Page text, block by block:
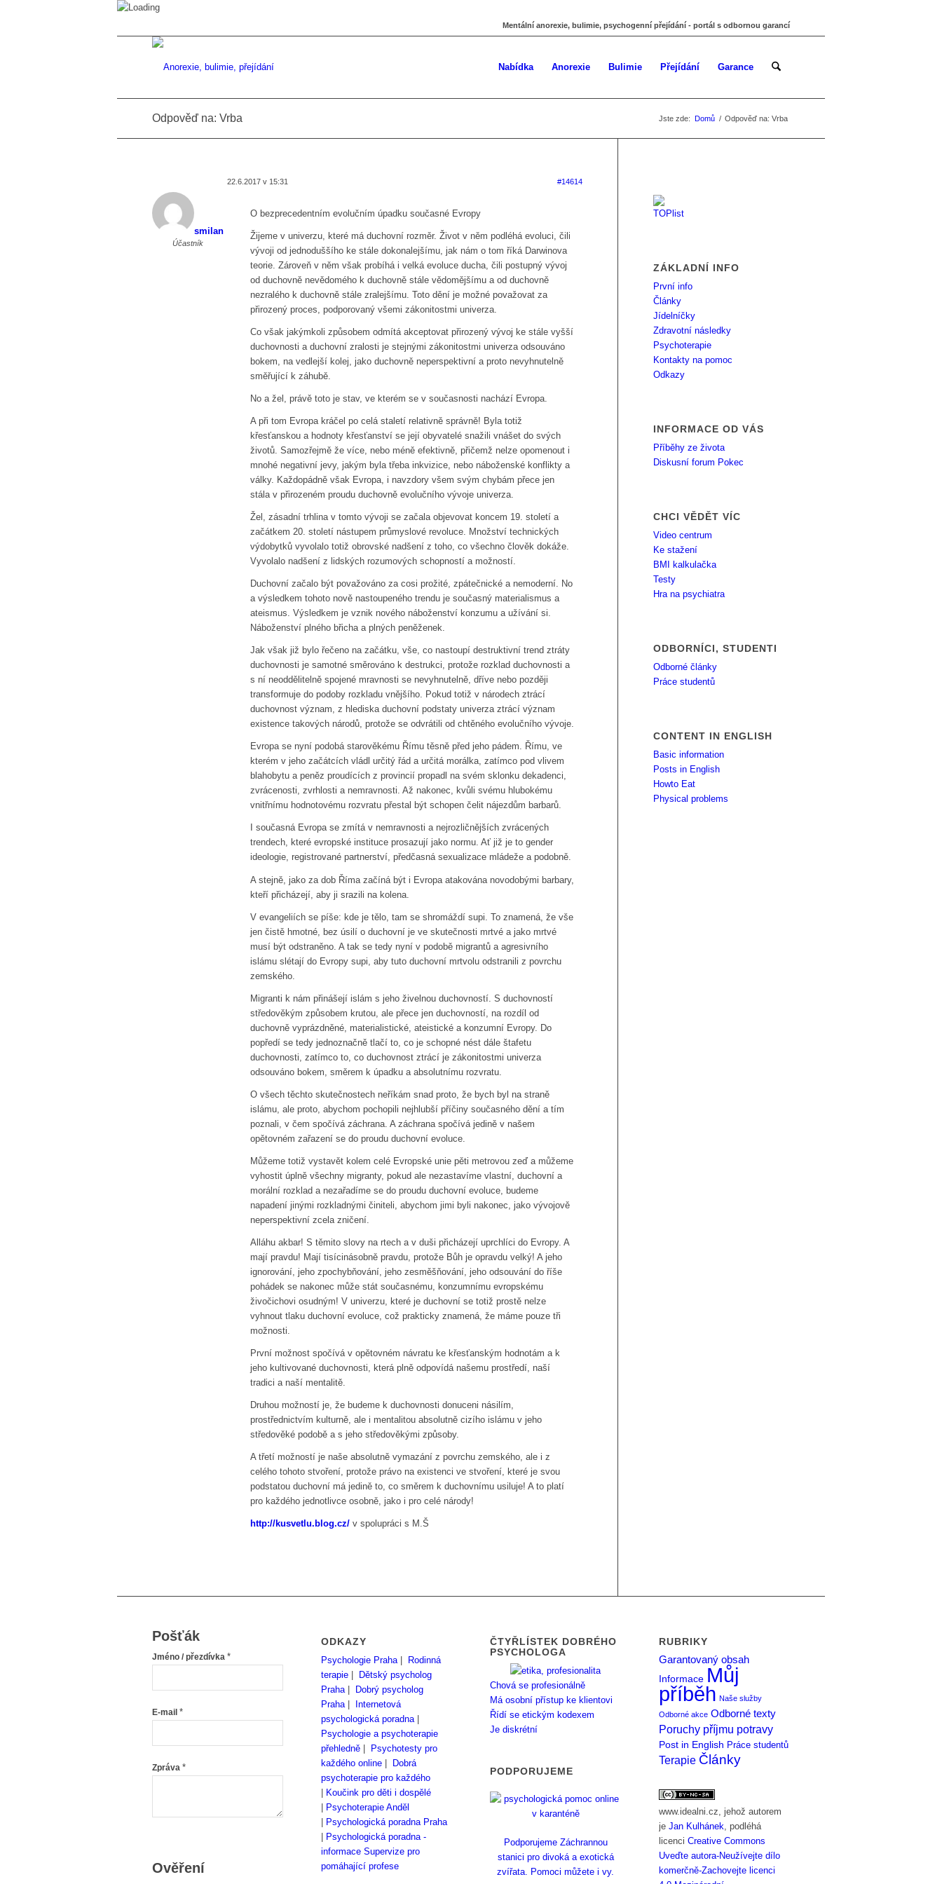
Mentální anorexie, bulimie, psychogenní přejídání - portál s odbornou garancí
Nabídka Anorexie Bulimie Přejídání Garance
Odpověď na: Vrba Jste zde: Domů / Odpověď na: Vrba
22.6.2017 v 15:31 #14614
smilan
Účastník
O bezprecedentním evolučním úpadku současné Evropy
Žijeme v univerzu, které má duchovní rozměr. Život v něm podléhá evoluci, čili
vývoji od jednoduššího ke stále dokonalejšímu, jak nám o tom říká Darwinova
teorie. Zároveň v něm však probíhá i velká evoluce ducha, čili postupný vývoj
od duchovně nevědomého k duchovně stále vědomějšímu a od duchovně
nezralého k duchovně stále zralejšímu. Toto dění je možné považovat za
přirozený proces, podporovaný všemi zákonitostmi univerza.
Co však jakýmkoli způsobem odmítá akceptovat přirozený vývoj ke stále vyšší
duchovnosti a duchovní zralosti je stejnými zákonitostmi univerza odsouváno
bokem, na vedlejší kolej, jako duchovně neperspektivní a proto nevyhnutelně
směřující k záhubě.
No a žel, právě toto je stav, ve kterém se v současnosti nachází Evropa.
A při tom Evropa kráčel po celá staletí relativně správně! Byla totiž
křesťanskou a hodnoty křesťanství se její obyvatelé snažili vnášet do svých
životů. Samozřejmě že více, nebo méně efektivně, přičemž nelze opomenout i
mnohé negativní jevy, jakým byla třeba inkvizice, nebo náboženské konflikty a
války. Každopádně však Evropa, i navzdory všem svým chybám přece jen
stála v přirozeném proudu duchovně evolučního vývoje univerza.
Žel, zásadní trhlina v tomto vývoji se začala objevovat koncem 19. století a
začátkem 20. století nástupem průmyslové revoluce. Množství technických
výdobytků vyvolalo totiž obrovské nadšení z toho, co všechno člověk dokáže.
Vyvolalo nadšení z lidských rozumových schopností a možností.
Duchovní začalo být považováno za cosi prožité, zpátečnické a nemoderní. No
a výsledkem tohoto nově nastoupeného trendu je současný materialismus a
ateismus. Výsledkem je vznik nového náboženství konzumu a užívání si.
Náboženství plného břicha a plných peněženek.
Jak však již bylo řečeno na začátku, vše, co nastoupí destruktivní trend ztráty
duchovnosti je samotné směrováno k destrukci, protože rozklad duchovnosti a
s ní neoddělitelně spojené mravnosti se nevyhnutelně, dříve nebo později
transformuje do podoby rozkladu vnějšího. Pokud totiž v národech ztrácí
duchovnost význam, z hlediska duchovní podstaty univerza ztrácí význam
existence takových národů, protože se odvrátili od chtěného evolučního vývoje.
Evropa se nyní podobá starověkému Římu těsně před jeho pádem. Římu, ve
kterém v jeho začátcích vládl určitý řád a určitá morálka, zatímco pod vlivem
blahobytu a peněz proudících z provincií propadl na svém sklonku dekadenci,
zvrácenosti, zvrhlosti a nemravnosti. Až nakonec, kvůli svému hlubokému
vnitřnímu hodnotovému rozvratu přestal být schopen čelit nájezdům barbarů.
I současná Evropa se zmítá v nemravnosti a nejrozličnějších zvrácených
trendech, které evropské instituce prosazují jako normu. Ať již je to gender
ideologie, registrované partnerství, předčasná sexualizace mládeže a podobně.
A stejně, jako za dob Říma začíná být i Evropa atakována novodobými barbary,
kteří přicházejí, aby ji srazili na kolena.
V evangeliích se píše: kde je tělo, tam se shromáždí supi. To znamená, že vše
jen čistě hmotné, bez úsilí o duchovní je ve skutečnosti mrtvé a jako mrtvé
musí být odstraněno. A tak se tedy nyní v podobě migrantů a agresivního
islámu slétají do Evropy supi, aby tuto duchovní mrtvolu odstranili z povrchu
zemského.
Migranti k nám přinášejí islám s jeho živelnou duchovností. S duchovností
středověkým způsobem krutou, ale přece jen duchovností, na rozdíl od
duchovně vyprázdněné, materialistické, ateistické a konzumní Evropy. Do
popředí se tedy jednoznačně tlačí to, co je schopné nést dále štafetu
duchovnosti, zatímco to, co duchovnost ztrácí je zákonitostmi univerza
odsouváno bokem, směrem k úpadku a absolutnímu rozvratu.
O všech těchto skutečnostech neříkám snad proto, že bych byl na straně
islámu, ale proto, abychom pochopili nejhlubší příčiny současného dění a tím
poznali, v čem spočívá záchrana. A záchrana spočívá jedině v našem
opětovném zařazení se do proudu duchovní evoluce.
Můžeme totiž vystavět kolem celé Evropské unie pěti metrovou zeď a můžeme
vyhostit úplně všechny migranty, pokud ale nezastavíme vlastní, duchovní a
morální rozklad a nezařadíme se do proudu duchovní evoluce, budeme
napadení jinými rozkladnými činiteli, abychom jimi byli nakonec, jako vývojově
neperspektivní zcela zničení.
Alláhu akbar! S těmito slovy na rtech a v duši přicházejí uprchlíci do Evropy. A
mají pravdu! Mají tisícinásobně pravdu, protože Bůh je opravdu velký! A jeho
ignorování, jeho zpochybňování, jeho zesměšňování, jeho odsouvání do říše
pohádek se nakonec může stát současnému, konzumnímu evropskému
živočichovi osudným! V univerzu, které je duchovní se totiž prostě nelze
vyhnout tlaku duchovní evoluce, což prakticky znamená, že máme pouze tři
možnosti.
První možnost spočívá v opětovném návratu ke křesťanským hodnotám a k
jeho kultivované duchovnosti, která plně odpovídá našemu prostředí, naší
tradici a naší mentalitě.
Druhou možností je, že budeme k duchovnosti donuceni násilím,
prostřednictvím kulturně, ale i mentalitou absolutně cizího islámu v jeho
středověké podobě a s jeho středověkými způsoby.
A třetí možností je naše absolutně vymazání z povrchu zemského, ale i z
celého tohoto stvoření, protože právo na existenci ve stvoření, které je svou
podstatou duchovní má jedině to, co směrem k duchovnímu usiluje! A to platí
pro každého jednotlivce osobně, jako i pro celé národy!
http://kusvetlu.blog.cz/ v spolupráci s M.Š
ZÁKLADNÍ INFO
První info
Články
Jídelníčky
Zdravotní následky
Psychoterapie
Kontakty na pomoc
Odkazy
INFORMACE OD VÁS
Příběhy ze života
Diskusní forum Pokec
CHCI VĚDĚT VÍC
Video centrum
Ke stažení
BMI kalkulačka
Testy
Hra na psychiatra
ODBORNÍCI, STUDENTI
Odborné články
Práce studentů
CONTENT IN ENGLISH
Basic information
Posts in English
Howto Eat
Physical problems
Pošťák
Jméno / přezdívka *
E-mail *
Zpráva *
Ověření
ODKAZY
Psychologie Praha|
Rodinná
terapie
Dětský psycholog
Praha|
Dobrý psycholog
Praha|
Internetová
psychologická poradna|
Psychologie a psychoterapie
přehledně
Psychotesty pro
každého online
Dobrá
psychoterapie pro každého
Koučink pro děti i dospělé
Psychoterapie Anděl
Psychologická poradna Praha
Psychologická poradna -
informace Supervize pro
pomáhající profese
ČTYŘLÍSTEK DOBRÉHO
PSYCHOLOGA
Chová se profesionálně
Má osobní přístup ke klientovi
Řídí se etickým kodexem
Je diskrétní
PODPORUJEME
Podporujeme Záchrannou
stanici pro divoká a exotická
zvířata. Pomoci můžete i vy.
RUBRIKY
Garantovaný obsah
Informace Můj
příběh Naše služby
Odborné akce Odborné texty
Poruchy příjmu potravy
Post in English Práce studentů
Terapie Články
www.idealni.cz, jehož autorem
jeJan Kulhánek, podléhá
licenciCreative Commons
Uveďte autora-Neužívejte dílo
komerčně-Zachovejte licenci